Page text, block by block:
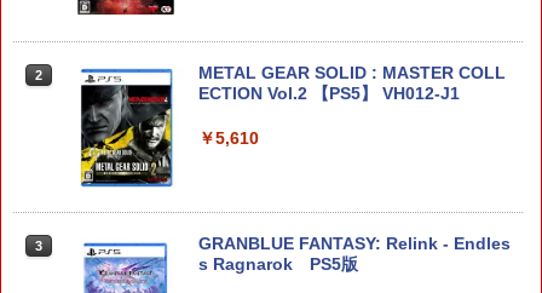
2
【特典】KINGDOM HEARTS Collectio
n [I~III] Switch2版(【Switch2版購入封
(ロングナイト)」)
任天堂 【Switch2】Joy-Con 2 (L) ライ
2
METAL GEAR SOLID : MASTER COLL
ECTION Vol.2 【PS5】 VH012-J1
￥5,610
3
GRANBLUE FANTASY: Relink - Endles
s Ragnarok PS5版